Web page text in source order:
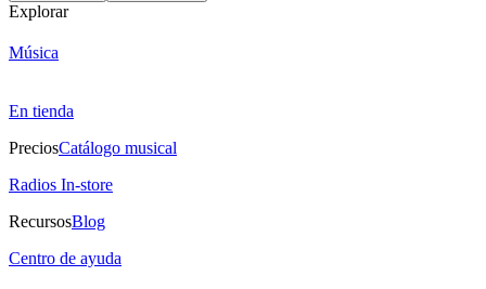
Explorar
Música
En tienda
PreciosCatálogo musical
Radios In-store
RecursosBlog
Centro de ayuda